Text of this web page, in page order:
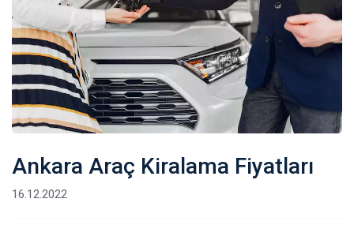
Ankara Araç Kiralama Fiyatları
16.12.2022